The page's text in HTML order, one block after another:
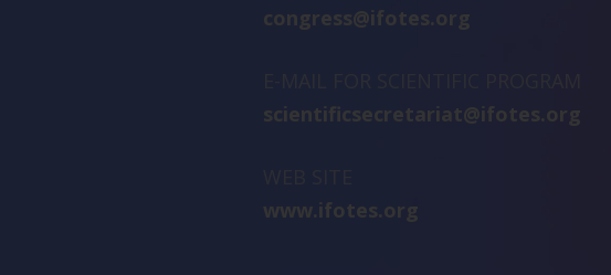
congress@ifotes.org
scientificsecretariat@ifotes.org
www.ifotes.org